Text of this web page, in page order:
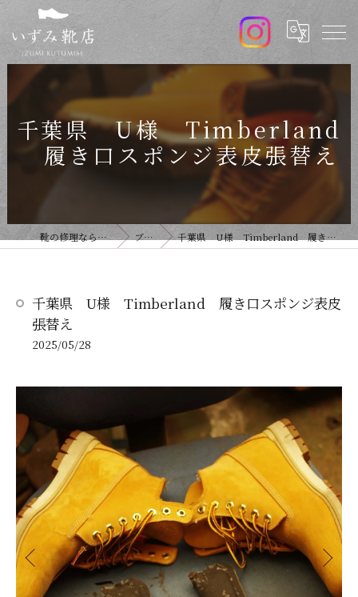
千葉県 U様 Timberland
履き口スポンジ表皮張替え
靴の修理ならいずみ靴店 ブログ 千葉県 U様 Timberland 履き口スポンジ表皮張替え
千葉県 U様 Timberland 履き口スポンジ表皮
張替え
2025/05/28